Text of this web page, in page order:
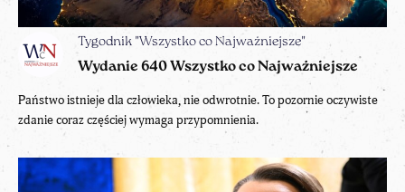
Tygodnik "Wszystko co Najważniejsze"
Wydanie 640 Wszystko co Najważniejsze
Państwo istnieje dla człowieka, nie odwrotnie. To pozornie oczywiste
zdanie coraz częściej wymaga przypomnienia.